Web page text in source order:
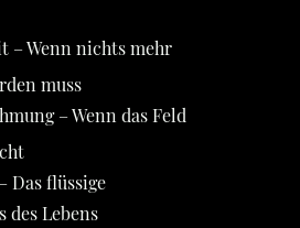
– Wenn nichts mehr
muss
– Wenn das Feld
Das flüssige
des Lebens